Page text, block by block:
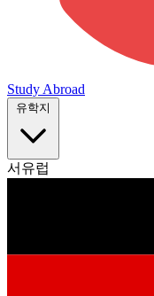
Study Abroad
서유럽